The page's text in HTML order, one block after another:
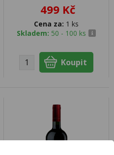
499 Kč
Cena za: 1 ks
Skladem: 50 - 100 ks